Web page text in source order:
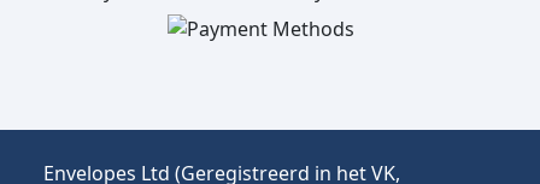
Envelopes Ltd (Geregistreerd in het VK,